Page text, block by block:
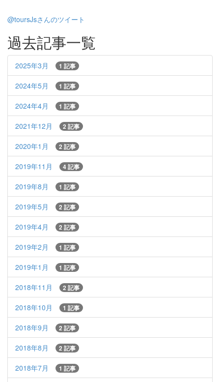
@toursJsさんのツイート
過去記事一覧
2025年3月 1 記事
2024年5月 1 記事
2024年4月 1 記事
2021年12月 2 記事
2020年1月 2 記事
2019年11月 4 記事
2019年8月 1 記事
2019年5月 2 記事
2019年4月 2 記事
2019年2月 1 記事
2019年1月 1 記事
2018年11月 2 記事
2018年10月 1 記事
2018年9月 2 記事
2018年8月 2 記事
2018年7月 1 記事